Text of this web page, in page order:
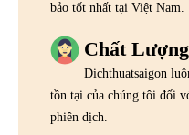
bảo tốt nhất tại Việt Nam.
Chất
Dichthuatsaigon
tồn tại của chúng tôi đối
phiên dịch.